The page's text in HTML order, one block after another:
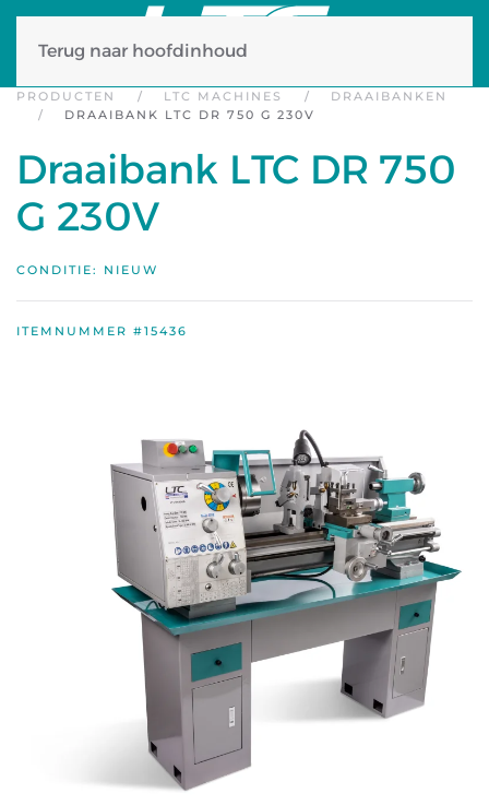
Terug naar hoofdinhoud
PRODUCTEN LTC MACHINES
DRAAIBANKEN
DRAAIBANK LTC DR 750 G 230V
Draaibank LTC DR 750
G 230V
CONDITIE: NIEUW
ITEMNUMMER #15436